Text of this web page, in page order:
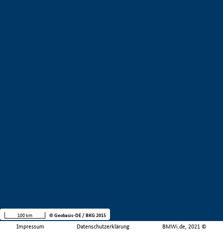
Impressum Datenschutzerklärung BMWi.de, 2021 ©
100 km © Geobasis-DE / BKG 2015